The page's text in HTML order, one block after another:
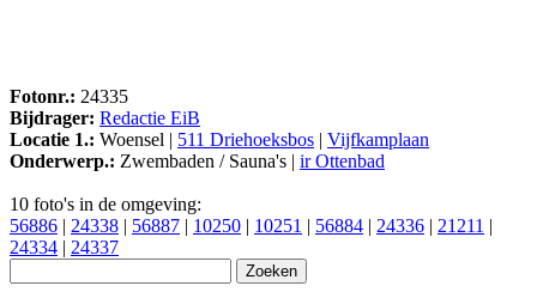
Fotonr.: 24335
Bijdrager: Redactie EiB
Locatie 1.: Woensel | 511 Driehoeksbos | Vijfkamplaan
Onderwerp.: Zwembaden / Sauna's | ir Ottenbad
10 foto's in de omgeving:
56886 | 24338 | 56887 | 10250 | 10251 | 56884 | 24336 | 21211 |
24334 | 24337